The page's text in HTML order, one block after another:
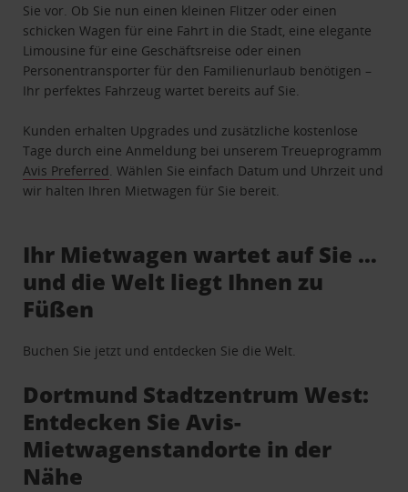
Sie vor. Ob Sie nun einen kleinen Flitzer oder einen
schicken Wagen für eine Fahrt in die Stadt, eine elegante
Limousine für eine Geschäftsreise oder einen
Personentransporter für den Familienurlaub benötigen –
Ihr perfektes Fahrzeug wartet bereits auf Sie.
Kunden erhalten Upgrades und zusätzliche kostenlose
Tage durch eine Anmeldung bei unserem Treueprogramm
Avis Preferred . Wählen Sie einfach Datum und Uhrzeit und
wir halten Ihren Mietwagen für Sie bereit.
Ihr Mietwagen wartet auf Sie …
und die Welt liegt Ihnen zu
Füßen
Buchen Sie jetzt und entdecken Sie die Welt.
Dortmund Stadtzentrum West:
Entdecken Sie Avis-
Mietwagenstandorte in der
Nähe